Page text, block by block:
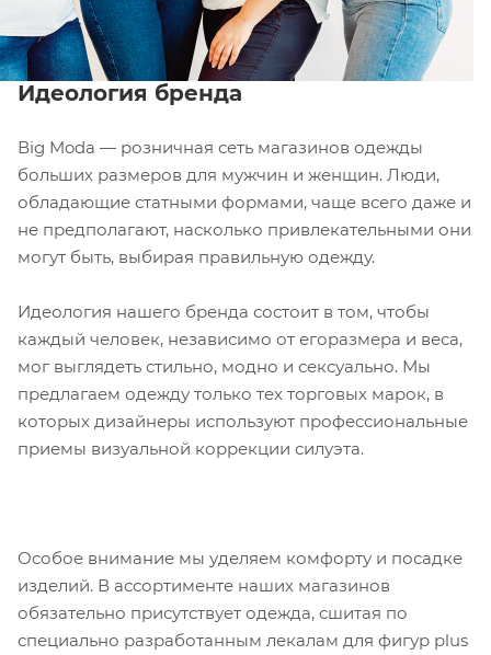
Идеология бренда
Вig Moda — розничная сеть магазинов одежды
больших размеров для мужчин и женщин. Люди,
обладающие статными формами, чаще всего даже и
не предполагают, насколько привлекательными они
могут быть, выбирая правильную одежду.
Идеология нашего бренда состоит в том, чтобы
каждый человек, независимо от егоразмера и веса,
мог выглядеть стильно, модно и сексуально. Мы
предлагаем одежду только тех торговых марок, в
которых дизайнеры используют профессиональные
приемы визуальной коррекции силуэта.
Особое внимание мы уделяем комфорту и посадке
изделий. В ассортименте наших магазинов
обязательно присутствует одежда, сшитая по
специально разработанным лекалам для фигур plus